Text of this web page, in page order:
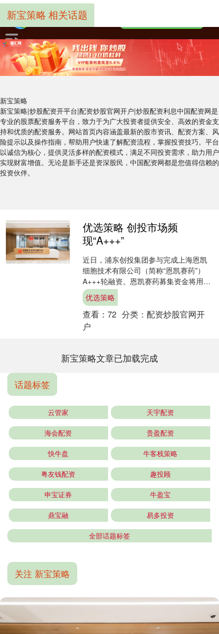
新宝策略
新宝策略|炒股配资开平台|配资炒股官网开户|炒股配资利息中国配资网是
专业的股票配资服务平台，致力于为广大投资者提供安全、高效的资金支
持和优质的配资服务。网站首页内容涵盖最新的股市资讯、配资方案、风
险提示以及操作指南，帮助用户快速了解配资流程，掌握投资技巧。平台
以诚信为核心，提供灵活多样的配资模式，满足不同投资需求，助力用户
实现财富增值。无论是新手还是资深股民，中国配资网都是您值得信赖的
投资伙伴。
新宝策略 相关话题
优选策略 创投市场频
现“A+++”
近日，浦东创投集团参与完成上海恩凯
细胞技术有限公司（简称“恩凯赛药”）
A+++轮融资。恩凯赛药募集资金将用于
推进核心产品临床试验及新产品管线开
发，加速NK细胞药....
优选策略
查看： 72 分类： 配资炒股官网开
户
新宝策略文章已加载完成
话题标签
云管家 天宇配资
海会配资 贵盈配资
快牛盘 牛客栈策略
粤友钱配资 趣投顾
申宝证券 牛盈宝
鼎宝融 易多投资
全部话题标签
关注 新宝策略